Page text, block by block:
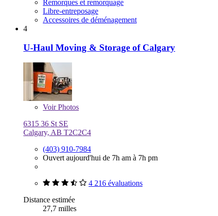
Remorques et remorquage
Libre-entreposage
Accessoires de déménagement
4
U-Haul Moving & Storage of Calgary
VoirPhotos
6315 36 St SE
Calgary, AB T2C2C4
(403) 910-7984
Ouvert aujourd'hui de 7h am à 7h pm
4 216 évaluations
Distance estimée
27,7 milles